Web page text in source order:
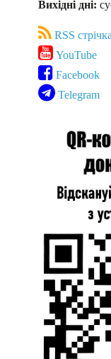
Вихідні дні:
RSS стрічка
YouTube
Facebook
Telegram